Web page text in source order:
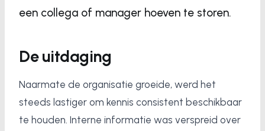
een collega of manager hoeven te storen.
De uitdaging
Naarmate de organisatie groeide, werd het
steeds lastiger om kennis consistent beschikbaar
te houden. Interne informatie was verspreid over